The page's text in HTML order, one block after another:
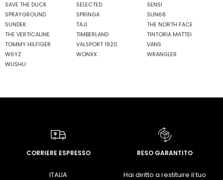
SAVE THE DUCK
SELECTED
SENSI
SPRAYGROUND
SPRINGA
SUN68
SUNDEK
TAJI
THE NORTH FACE
THE VERTICALINE
TIMBERLAND
TINTORIA MATTEI
TOMMY HILFIGER
VALSPORT 1920
VANS
W6YZ
WONXX
WRANGLER
WUSHU
CORRIERE ESPRESSO
ITALIA
RESO GARANTITO
Hai diritto a restituire il tuo